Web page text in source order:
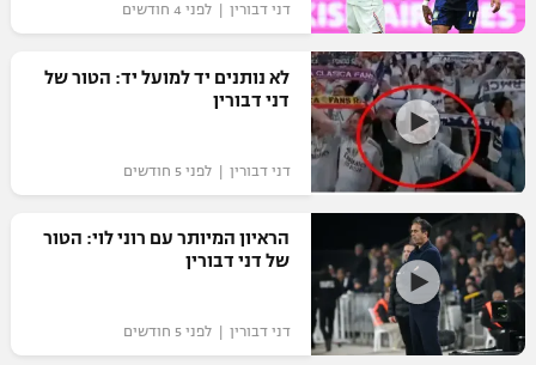
דני דבורין | לפני 4 חודשים
לא נותנים יד למועל יד: הטור של
דני דבורין
דני דבורין | לפני 5 חודשים
הראיון המיותר עם רוני לוי: הטור
של דני דבורין
דני דבורין | לפני 5 חודשים